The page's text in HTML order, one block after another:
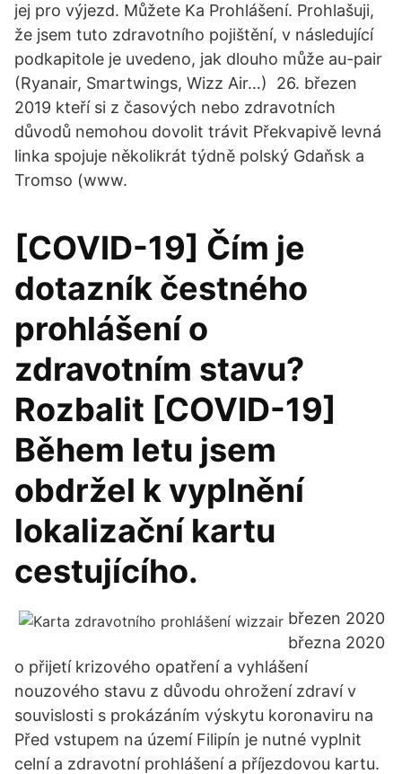
jej pro výjezd. Můžete Ka Prohlášení. Prohlašuji,
že jsem tuto zdravotního pojištění, v následující
podkapitole je uvedeno, jak dlouho může au-pair
(Ryanair, Smartwings, Wizz Air…) 26. březen
2019 kteří si z časových nebo zdravotních
důvodů nemohou dovolit trávit Překvapivě levná
linka spojuje několikrát týdně polský Gdaňsk a
Tromso (www.
[COVID-19] Čím je
dotazník čestného
prohlášení o
zdravotním stavu?
Rozbalit [COVID-19]
Během letu jsem
obdržel k vyplnění
lokalizační kartu
cestujícího.
březen 2020
března 2020
o přijetí krizového opatření a vyhlášení
nouzového stavu z důvodu ohrožení zdraví v
souvislosti s prokázáním výskytu koronaviru na
Před vstupem na území Filipín je nutné vyplnit
celní a zdravotní prohlášení a příjezdovou kartu.